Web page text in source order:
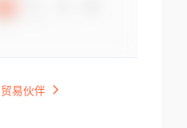
易伙伴